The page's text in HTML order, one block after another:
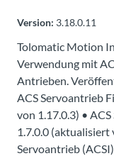
Version: 3.18.0.11
Tolomatic Motion
Verwendung mit
Antrieben.
ACS Servoantrieb
von 1.17.0.3) •
1.7.0.0 (aktualisiert
Servoantrieb
Kontakt
zu einem
Ingenieur
Kontakt
Neuigkeiten &